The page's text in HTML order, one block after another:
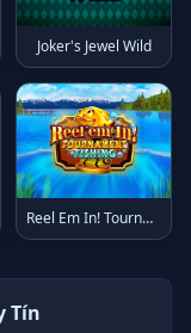
Joker's Jewel Wild
Reel Em In! Tournament Fishing
Tín